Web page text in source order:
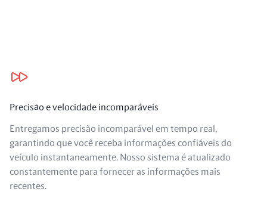
Nossos benefícios
Precisão e velocidade incomparáveis
Entregamos precisão incomparável em tempo real,
garantindo que você receba informações confiáveis do
veículo instantaneamente. Nosso sistema é atualizado
constantemente para fornecer as informações mais
recentes.